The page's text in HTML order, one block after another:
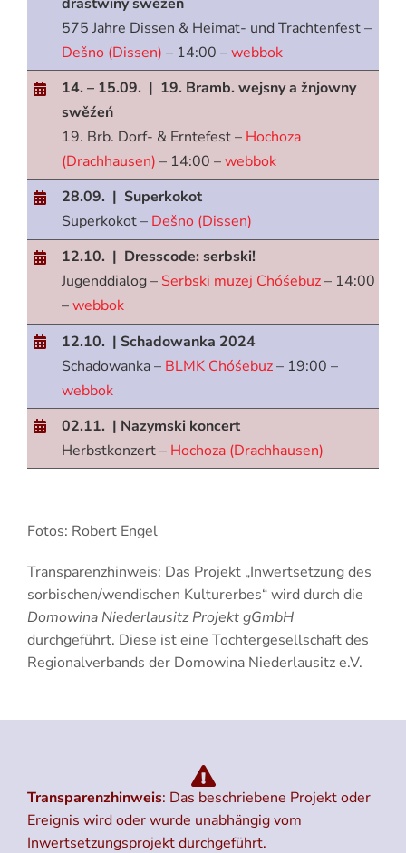
575 Jahre Dissen & Heimat- und Trachtenfest –
Dešno (Dissen) – 14:00 –webbok
14. – 15.09. | 19. Bramb. wejsny a žnjowny
swěźeń
19. Brb. Dorf- & Erntefest – Hochoza
(Drachhausen) – 14:00 –webbok
28.09. | Superkokot
Superkokot – Dešno (Dissen)
12.10. | Dresscode: serbski!
Jugenddialog – Serbski muzej Chóśebuz– 14:00
–webbok
12.10. | Schadowanka 2024
Schadowanka – BLMK Chóśebuz– 19:00 –
webbok
02.11. | Nazymski koncert
Herbstkonzert – Hochoza (Drachhausen)
Fotos: Robert Engel
Transparenzhinweis: Das Projekt „Inwertsetzung des
sorbischen/wendischen Kulturerbes“ wird durch die
Domowina Niederlausitz Projekt gGmbH
durchgeführt. Diese ist eine Tochtergesellschaft des
Regionalverbands der Domowina Niederlausitz e.V.
Transparenzhinweis: Das beschriebene Projekt oder
Ereignis wird oder wurde unabhängig vom
Inwertsetzungsprojekt durchgeführt.